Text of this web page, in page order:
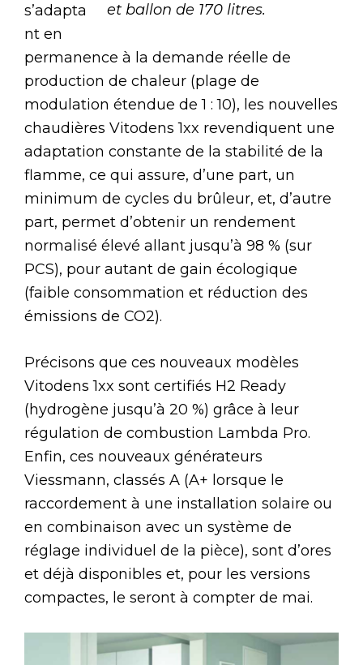
et ballon de 170 litres.
s’adapta
nt en
permanence à la demande réelle de
production de chaleur (plage de
modulation étendue de 1 : 10), les nouvelles
chaudières Vitodens 1xx revendiquent une
adaptation constante de la stabilité de la
flamme, ce qui assure, d’une part, un
minimum de cycles du brûleur, et, d’autre
part, permet d’obtenir un rendement
normalisé élevé allant jusqu’à 98 % (sur
PCS), pour autant de gain écologique
(faible consommation et réduction des
émissions de CO2).
Précisons que ces nouveaux modèles
Vitodens 1xx sont certifiés H2 Ready
(hydrogène jusqu’à 20 %) grâce à leur
régulation de combustion Lambda Pro.
Enfin, ces nouveaux générateurs
Viessmann, classés A (A+ lorsque le
raccordement à une installation solaire ou
en combinaison avec un système de
réglage individuel de la pièce), sont d’ores
et déjà disponibles et, pour les versions
compactes, le seront à compter de mai.